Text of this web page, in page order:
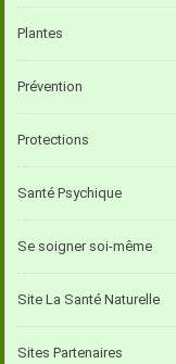
Plantes
Prévention
Protections
Santé Psychique
Se soigner soi-même
Site La Santé Naturelle
Sites Partenaires